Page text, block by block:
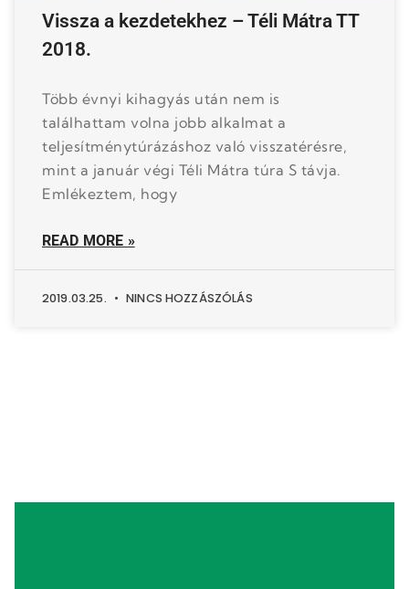
Vissza a kezdetekhez – Téli Mátra TT
2018.
Több évnyi kihagyás után nem is
találhattam volna jobb alkalmat a
teljesítménytúrázáshoz való visszatérésre,
mint a január végi Téli Mátra túra S távja.
Emlékeztem, hogy
READ MORE »
2019.03.25. NINCS HOZZÁSZÓLÁS